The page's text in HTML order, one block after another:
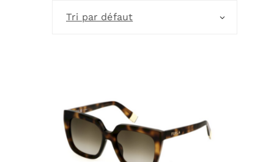
Tri par défaut